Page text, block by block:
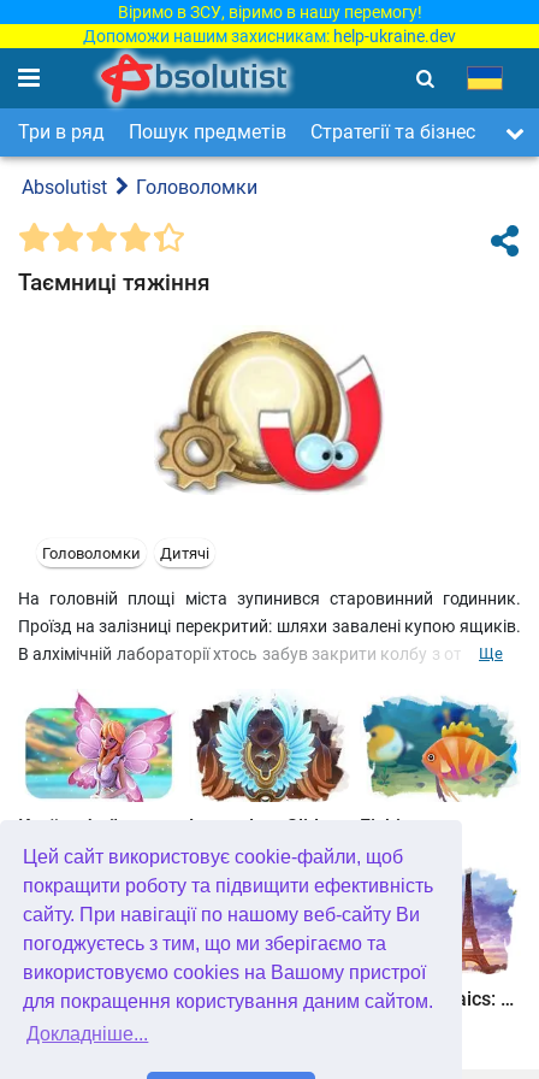
Цей сайт використовує cookie-файли, щоб
покращити роботу та підвищити ефективність
сайту. При навігації по нашому веб-сайту Ви
погоджуєтесь з тим, що ми зберігаємо та
використовуємо cookies на Вашому пристрої
для покращення користування даним сайтом.
Докладніше...
Віримо в ЗСУ, віримо в нашу перемогу!
Допоможи нашим захисникам: help-ukraine.dev
Три в ряд Пошук предметів Стратегії та бізнес
Absolutist Головоломки
Таємниці тяжіння
Головоломки Дитячі
На головній площі міста зупинився старовинний годинник.
Проїзд на залізниці перекритий: шляхи завалені купою ящиків.
В алхімічній лабораторії хтось забув закрити колбу з отруйним
Звісно, студенти Академії магнітів! Вивчайте властивості
тяжіння та вирішуйте цікаві головоломки.
Ще
Країна фей Legendary Slide Fishjong
Квадріум Пас'янс Білосніжка. Зачароване королівство Travel Mosaics: A Paris Tour